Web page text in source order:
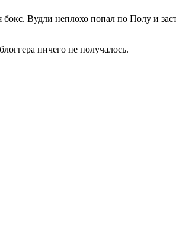
Вудли неплохо попал по Полу и
ничего не получалось.